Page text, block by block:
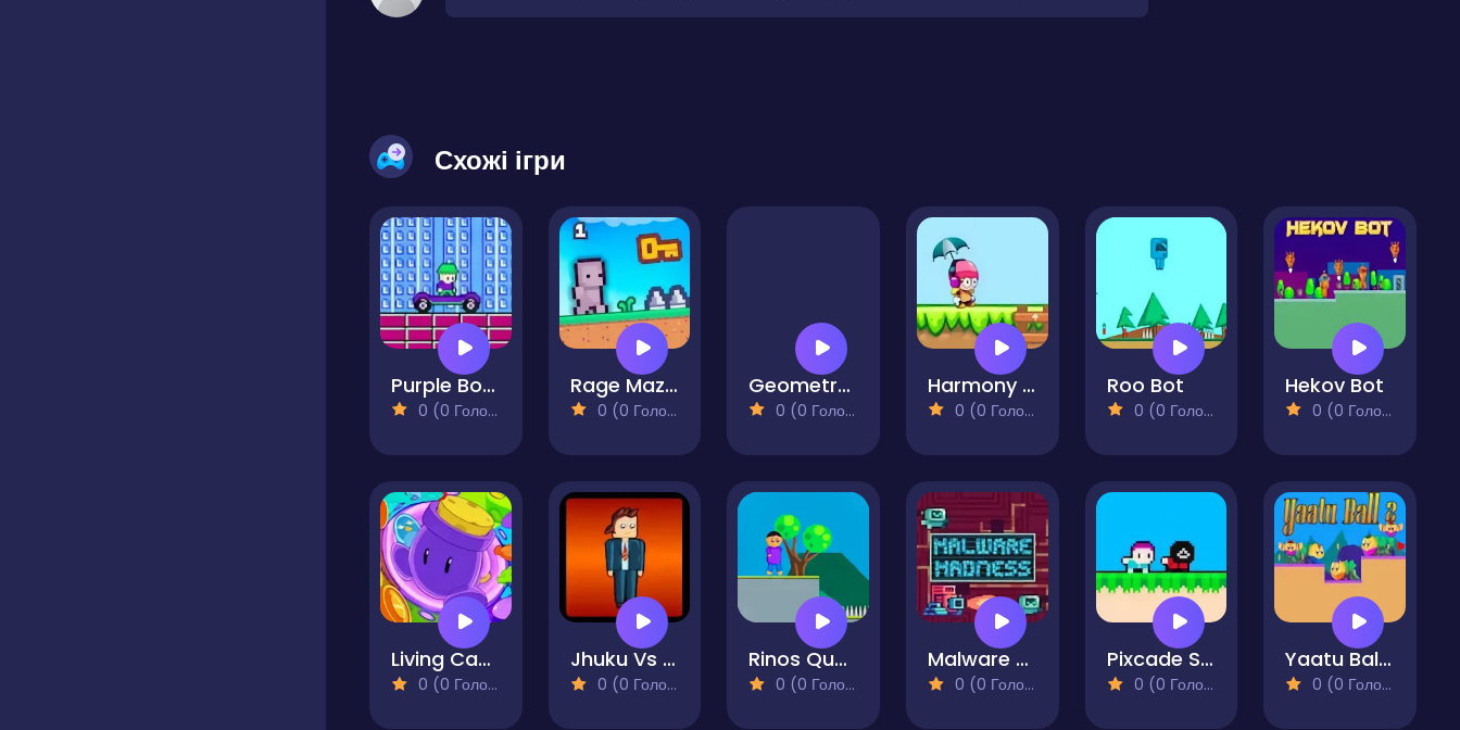
Схожі ігри
Purple Boy Adventure
0 (0 Голосів)
Rage Maze Troll Hardest Platformer
0 (0 Голосів)
Geometry Rash But MCraft
0 (0 Голосів)
Harmony Trail
0 (0 Голосів)
Roo Bot
0 (0 Голосів)
Hekov Bot
0 (0 Голосів)
Living Cannon DX
0 (0 Голосів)
Jhuku Vs Bro
0 (0 Голосів)
Rinos Quest 2
0 (0 Голосів)
Malware Madness
0 (0 Голосів)
Pixcade Squid
0 (0 Голосів)
Yaatu Ball 2
0 (0 Голосів)